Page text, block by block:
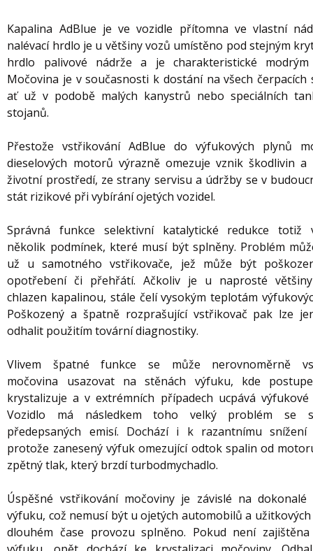
Kapalina AdBlue je ve vozidle přítomna ve vlastní
nalévací hrdlo je u většiny vozů umístěno pod stejným
hrdlo palivové nádrže a je charakteristické modrým
Močovina je v současnosti k dostání na všech čerpacích
ať už v podobě malých kanystrů nebo speciálních
stojanů.
Přestože vstřikování AdBlue do výfukových plynů
dieselových motorů výrazně omezuje vznik škodlivin a
životní prostředí, ze strany servisu a údržby se v
stát rizikové při vybírání ojetých vozidel.
Správná funkce selektivní katalytické redukce totiž
několik podmínek, které musí být splněny. Problém
už u samotného vstřikovače, jež může být
opotřebení či přehřátí. Ačkoliv je u naprosté
chlazen kapalinou, stále čelí vysokým teplotám
Poškozený a špatně rozprašující vstřikovač pak lze
odhalit použitím tovární diagnostiky.
Vlivem špatné funkce se může nerovnoměrně
močovina usazovat na stěnách výfuku, kde
krystalizuje a v extrémních případech ucpává
Vozidlo má následkem toho velký problém se
předepsaných emisí. Dochází i k razantnímu snížení
protože zanesený výfuk omezující odtok spalin od
zpětný tlak, který brzdí turbodmychadlo.
Úspěšné vstřikování močoviny je závislé na dokonalé
výfuku, což nemusí být u ojetých automobilů a
dlouhém čase provozu splněno. Pokud není